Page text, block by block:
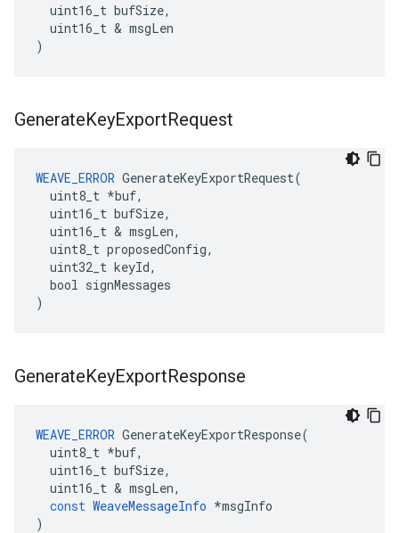
  uint16_t bufSize,
  uint16_t & msgLen
)
GenerateKeyExportRequest
WEAVE_ERROR GenerateKeyExportRequest(
  uint8_t *buf,
  uint16_t bufSize,
  uint16_t & msgLen,
  uint8_t proposedConfig,
  uint32_t keyId,
  bool signMessages
)
GenerateKeyExportResponse
WEAVE_ERROR GenerateKeyExportResponse(
uint8_t *buf,
uint16_t bufSize,
uint16_t & msgLen,
const WeaveMessageInfo *msgInfo
)